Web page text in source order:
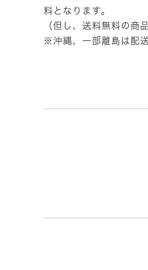
料となります。
（但し、送料無料の商
※沖縄、一部離島は配